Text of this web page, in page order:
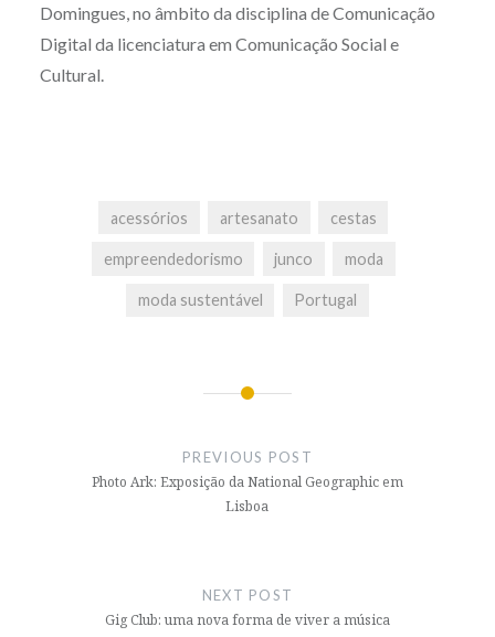
Domingues, no âmbito da disciplina de Comunicação
Digital da licenciatura em Comunicação Social e
Cultural.
acessórios artesanato cestas
empreendedorismo junco moda
moda sustentável Portugal
PREVIOUS POST
Photo Ark: Exposição da National Geographic em
Lisboa
NEXT POST
Gig Club: uma nova forma de viver a música